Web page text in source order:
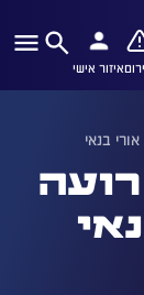
איזור אישי
בנאי
רועה